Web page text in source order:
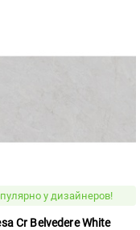
у дизайнеров!
Cr Belvedere White